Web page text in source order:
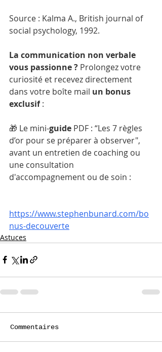
Source : Kalma A., British journal of
social psychology, 1992.
La communication non verbale
vous passionne ? Prolongez votre
curiosité et recevez directement
dans votre boîte mail un bonus
exclusif :
🎁 Le mini-guide PDF : “Les 7 règles
d’or pour se préparer à observer",
avant un entretien de coaching ou
une consultation
d'accompagnement ou de soin :
https://www.stephenbunard.com/bo
nus-decouverte
Astuces
Commentaires